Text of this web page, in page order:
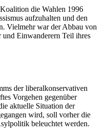
die Wahlen 1996
aufzuhalten und den
Vielmehr war der Abbau von
Einwanderern Teil ihres
der liberalkonservativen
Vorgehen gegenüber
aktuelle Situation der
wird, soll vorher die
beleuchtet werden.